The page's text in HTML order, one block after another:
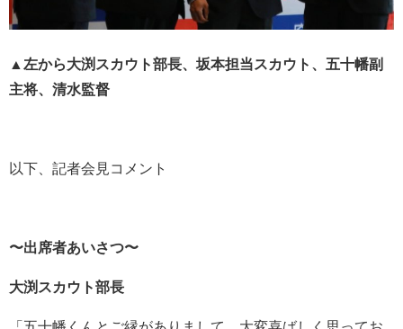
▲左から大渕スカウト部長、坂本担当スカウト、五十幡副
主将、清水監督
以下、記者会見コメント
〜出席者あいさつ〜
大渕スカウト部長